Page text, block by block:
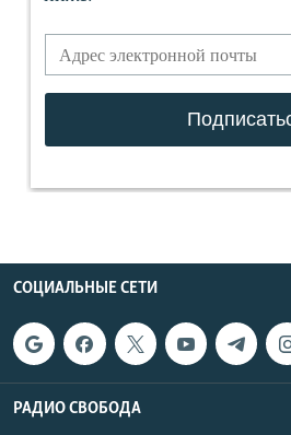
СОЦИАЛЬНЫЕ СЕТИ
РАДИО СВОБОДА